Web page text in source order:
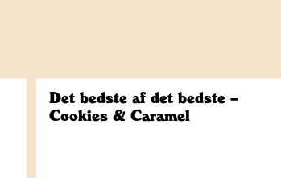
Det bedste af det bedste –
Cookies & Caramel
BAREBELLS ER